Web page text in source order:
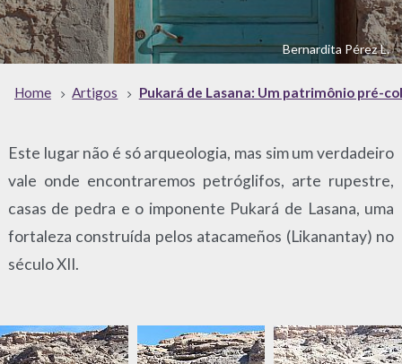
Bernardita Pérez L.
Home Artigos Pukará de Lasana: Um patrimônio pré-
Este lugar não é só arqueologia, mas sim um verdadeiro
vale onde encontraremos petróglifos, arte rupestre,
casas de pedra e o imponente Pukará de Lasana, uma
fortaleza construída pelos atacameños (Likanantay) no
século XII.